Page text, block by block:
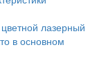
лазерный
в основном